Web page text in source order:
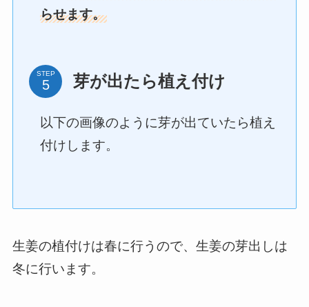
らせます。
STEP 芽が出たら植え付け
以下の画像のように芽が出ていたら植え
付けします。
生姜の植付けは春に行うので、生姜の芽出しは
冬に行います。